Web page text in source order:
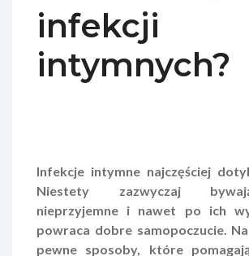
infekcji
intymnych?
Infekcje intymne najczęściej
Niestety zazwyczaj
nieprzyjemne i nawet po ich
powraca dobre samopoczucie.
pewne sposoby, które